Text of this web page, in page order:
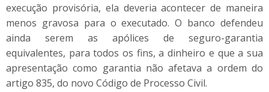
execução provisória, ela deveria acontecer de maneira
menos gravosa para o executado. O banco defendeu
ainda serem as apólices de seguro-garantia
equivalentes, para todos os fins, a dinheiro e que a sua
apresentação como garantia não afetava a ordem do
artigo 835, do novo Código de Processo Civil.